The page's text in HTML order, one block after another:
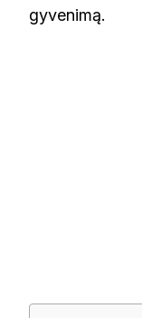
gyvenimą.